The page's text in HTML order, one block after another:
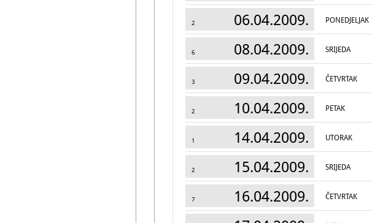
2 06.04.2009. PONEDJELJAK
6 08.04.2009. SRIJEDA
3 09.04.2009. ČETVRTAK
2 10.04.2009. PETAK
1 14.04.2009. UTORAK
2 15.04.2009. SRIJEDA
7 16.04.2009. ČETVRTAK